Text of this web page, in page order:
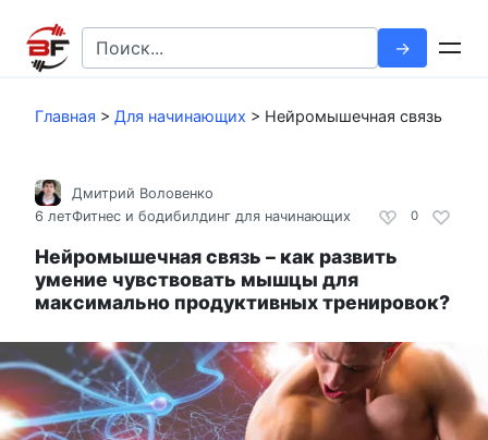
контенту
Search
for:
Главная > Для начинающих > Нейромышечная связь
0
Дмитрий Воловенко
6 летФитнес и бодибилдинг для начинающих
Нейромышечная связь – как развить
умение чувствовать мышцы для
максимально продуктивных тренировок?